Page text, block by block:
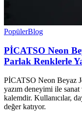
PopülerBlog
PİCATSO Neon
Parlak Renklerle
PİCATSO Neon Beyaz
yazım deneyimi ile
kalemdir. Kullanıcılar,
değer katıyor.